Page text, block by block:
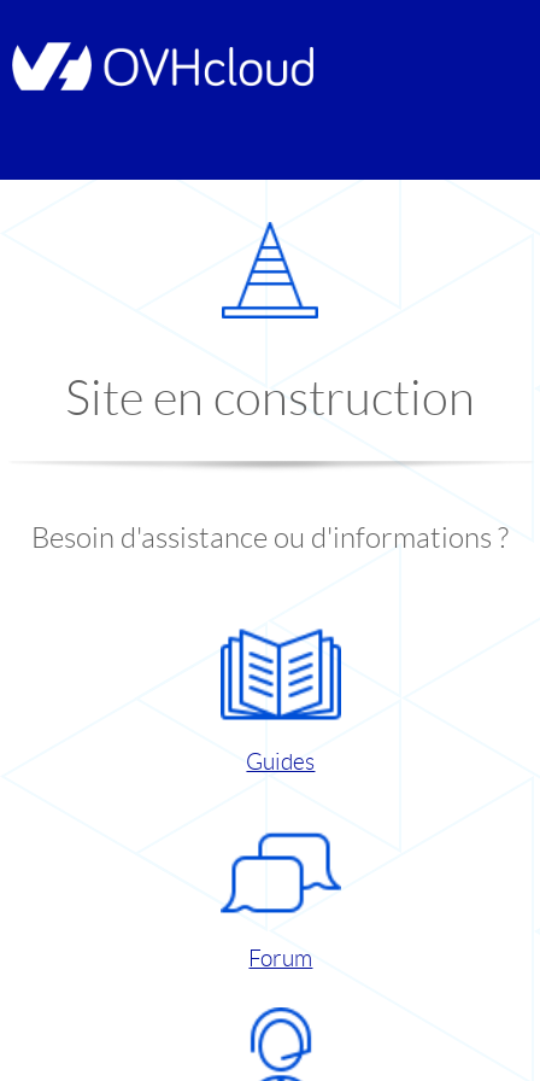
Site en construction
Besoin d'assistance ou d'informations ?
Guides
Forum